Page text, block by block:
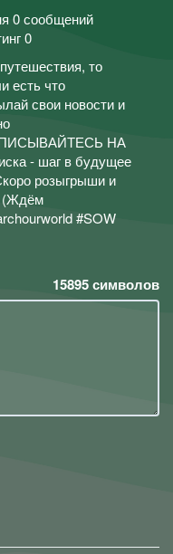
0 сообщений
0
то
есть что
свои новости и
НА
- шаг в будущее
розыгрыши и
(Ждём
#SOW
15895символов